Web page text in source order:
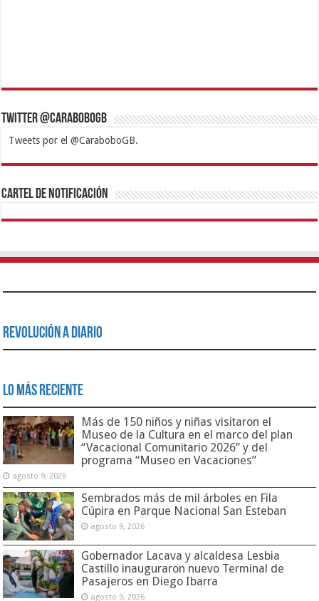
Twitter @CaraboboGB
Tweets por el @CaraboboGB.
1xbetBetturkeyBetistKralbetSupertotobetTipobetMatadorbetMariobet
https://mvbcasino.com/
Cartel de Notificación
Revolución a Diario
Lo Más Reciente
Más de 150 niños y niñas visitaron el
Museo de la Cultura en el marco del plan
“Vacacional Comunitario 2026” y del
programa “Museo en Vacaciones”
agosto 9, 2026
Sembrados más de mil árboles en Fila
Cúpira en Parque Nacional San Esteban
agosto 9, 2026
Gobernador Lacava y alcaldesa Lesbia
Castillo inauguraron nuevo Terminal de
Pasajeros en Diego Ibarra
agosto 9, 2026